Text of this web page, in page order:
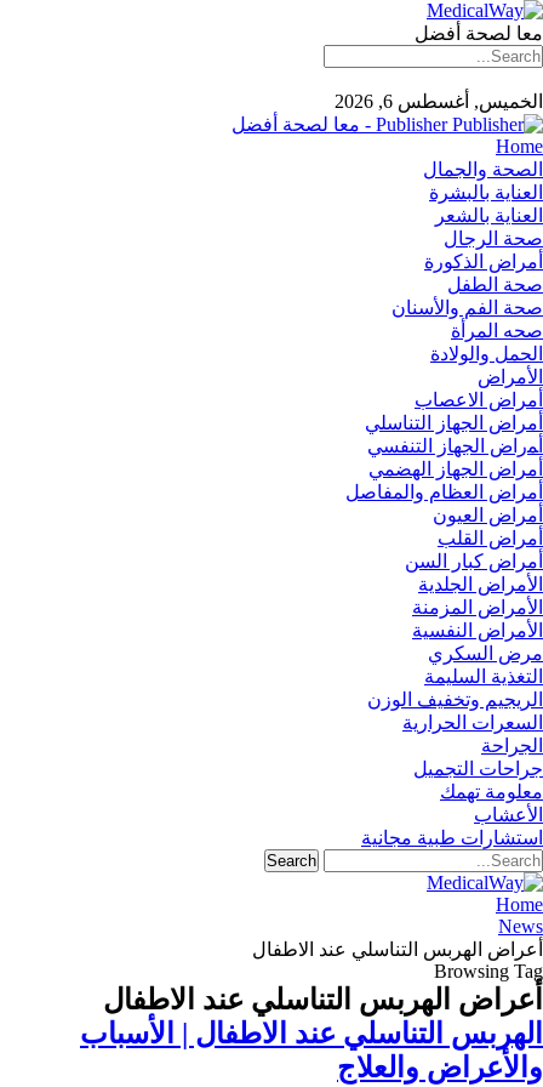
معا لصحة أفضل
الخميس, أغسطس 6, 2026
Publisher - معا لصحة أفضل
Home
الصحة والجمال
العناية بالبشرة
العناية بالشعر
صحة الرجال
أمراض الذكورة
صحة الطفل
صحة الفم والأسنان
صحه المرأة
الحمل والولادة
الأمراض
أمراض الاعصاب
أمراض الجهاز التناسلي
أﻤراض اﻟﺠﻬﺎز اﻟﺘﻨﻔﺴﻲ
أمراض الجهاز الهضمي
أمراض العظام والمفاصل
أمراض العيون
أمراض القلب
أمراض كبار السن
الأمراض الجلدية
الأمراض المزمنة
الأمراض النفسية
مرض السكري
التغذية السليمة
الريجيم وتخفيف الوزن
السعرات الحرارية
الجراحة
جراحات التجميل
معلومة تهمك
الأعشاب
استشارات طبية مجانية
Home
News
أعراض الهربس التناسلي عند الاطفال
Browsing Tag
أعراض الهربس التناسلي عند الاطفال
الهربس التناسلي عند الاطفال | الأسباب
والأعراض والعلاج